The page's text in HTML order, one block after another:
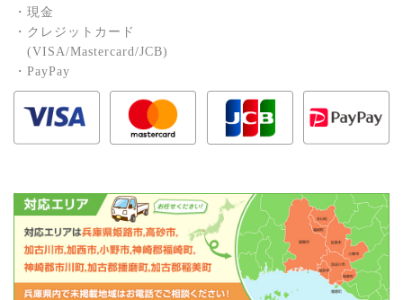
・現⾦
・クレジットカード
(VISA/Mastercard/JCB)
・PayPay